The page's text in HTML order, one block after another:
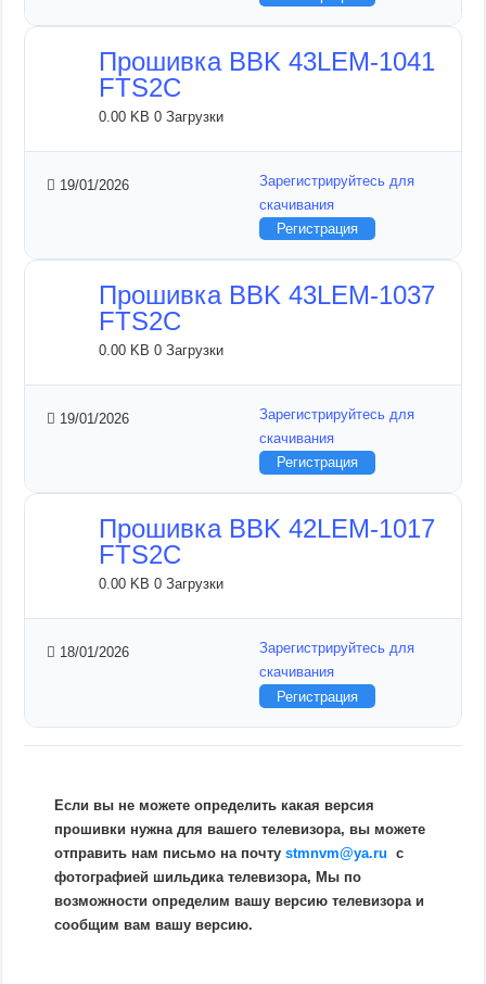
Прошивка BBK 43LEM-1041
FTS2C
0.00 KB0 Загрузки
19/01/2026
Зарегистрируйтесь для
скачивания
Регистрация
Прошивка BBK 43LEM-1037
FTS2C
0.00 KB0 Загрузки
19/01/2026
Зарегистрируйтесь для
скачивания
Регистрация
Прошивка BBK 42LEM-1017
FTS2C
0.00 KB0 Загрузки
18/01/2026
Зарегистрируйтесь для
скачивания
Регистрация
Если вы не можете определить какая версия
прошивки нужна для вашего телевизора, вы можете
отправить нам письмо на почтуstmnvm@ya.ru c
фотографией шильдика телевизора, Мы по
возможности определим вашу версию телевизора и
сообщим вам вашу версию.